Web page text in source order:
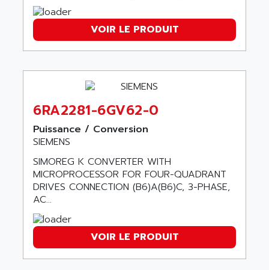
507
PANELVIEW 1200
MDLQ
GP2000 Series
1060
VECTOR DRIVE
ALPHA
SM SERIE
SIMATIC S7-200
MODICON QUANTUM
A SERIES
MDLU
UAC
AQUASET
ARBO
ARC MACHINES
ARC MODENA
ARCEL
ARCNET
ARCOL
ARCOLECTRIC
ARCOTRONICS
ARCTIC COOLING
ARDAMEL LHOMARGY
ARDATEM
VOIR LE PRODUIT
6RA2281-6GV62-0
Puissance / Conversion
SIEMENS
SIMOREG K CONVERTER WITH
MICROPROCESSOR FOR FOUR-QUADRANT
DRIVES CONNECTION (B6)A(B6)C, 3-PHASE,
AC...
VOIR LE PRODUIT